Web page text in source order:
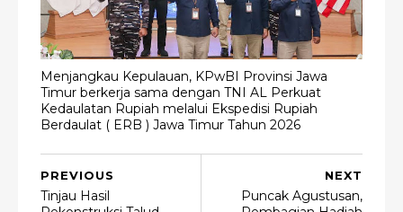
Menjangkau Kepulauan, KPwBI Provinsi Jawa
Timur berkerja sama dengan TNI AL Perkuat
Kedaulatan Rupiah melalui Ekspedisi Rupiah
Berdaulat ( ERB ) Jawa Timur Tahun 2026
NEXT
Puncak Agustusan,
PREVIOUS
Tinjau Hasil